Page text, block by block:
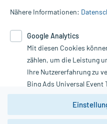
die Untersuchung und
Therapien eingeleitet werden
Google Analytics. Lesen Sie
unserer
nutzen Sie das Formular:
Vertrag widerrufen
Nähere Informationen:
Google Analytics
Mit diesen Cookies
zählen, um die Leistung
Ihre Nutzererfahrung zu
Bing Ads Universal Event
Youtube-Social Plugin).
Wir weisen darauf hin,